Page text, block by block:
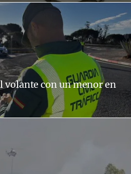
volante con un menor en